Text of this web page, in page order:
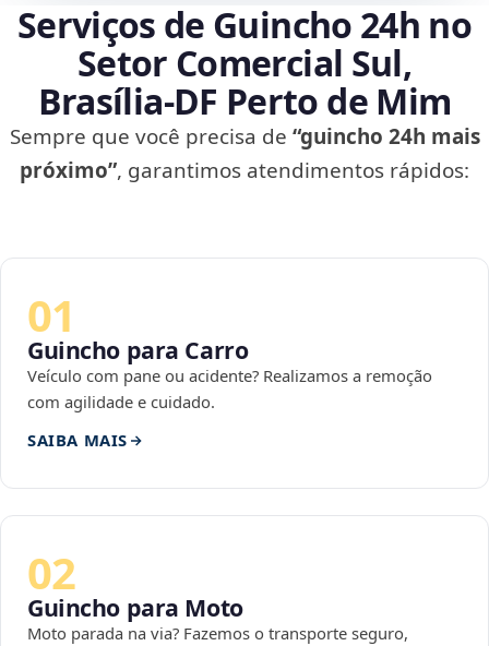
Serviços de Guincho 24h no
Setor Comercial Sul,
Brasília‑DF Perto de Mim
Sempre que você precisa de “guincho 24h mais
próximo”, garantimos atendimentos rápidos:
01
Guincho para Carro
Veículo com pane ou acidente? Realizamos a remoção
com agilidade e cuidado.
SAIBA MAIS
02
Guincho para Moto
Moto parada na via? Fazemos o transporte seguro,